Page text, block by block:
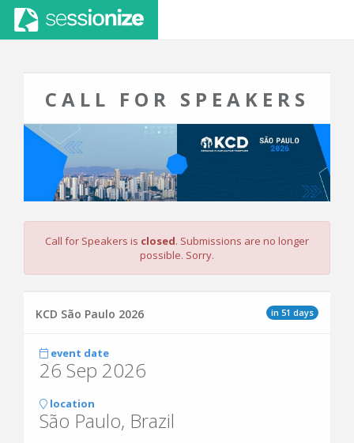
CALL FOR SPEAKERS
Call for Speakers is closed. Submissions are no longer
possible. Sorry.
in 51 days
KCD São Paulo 2026
event date
26 Sep 2026
location
São Paulo, Brazil